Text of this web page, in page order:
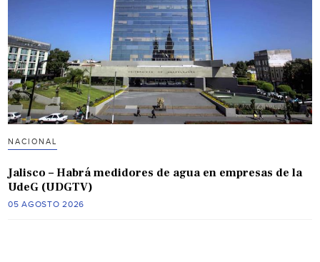
NACIONAL
Jalisco – Habrá medidores de agua en empresas de la
UdeG (UDGTV)
05 AGOSTO 2026